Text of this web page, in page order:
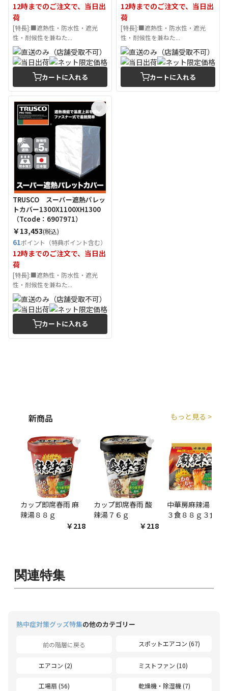
12時までのご注文で、当日出
荷
[特長]:■遮熱性・防水性・遮光
性・耐候性を兼ねた...
カートに入れる
12時までのご注文で、当日出
荷
[特長]:■遮熱性・防水性・遮光
性・耐候性を兼ねた...
カートに入れる
TRUSCO スーパー遮熱パレッ
トカバー1300X1100XH1300
（Tcode：6907971）
￥13,453(税込)
61ポイント（特典ポイント含む）
12時までのご注文で、当日出
荷
[特長]:■遮熱性・防水性・遮光
性・耐候性を兼ねた...
カートに入れる
新商品 もっと見る >
♥
カップ即席春雨 麻
辣湯８８ｇ
￥218
♥
カップ即席春雨 酸
辣湯７６ｇ
￥218
中華房麻辣湯 袋麺
３食８８ｇ３食
関連特集
熱中症対策グッズ特集の他のカテゴリー
前の階層に戻る スポットエアコン (67)
エアコン (2) ミストファン (10)
工場扇 (56) 乾燥機・除湿機 (7)